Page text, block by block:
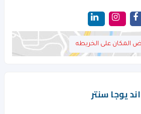
المكان على الخريطه
يوجا سنتر